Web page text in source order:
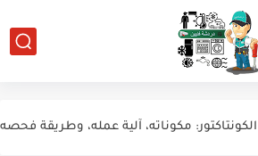
شرح مكونات وحدة مناولة الهواء (AHU)
الكونتاكتور: مكوناته، آلية عمله، وطريقة فحصه